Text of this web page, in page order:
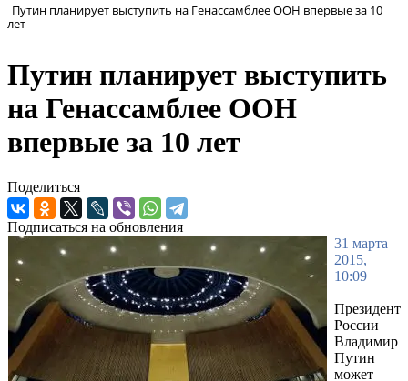
Путин планирует выступить на Генассамблее ООН впервые за 10
лет
Путин планирует выступить
на Генассамблее ООН
впервые за 10 лет
Поделиться
Подписаться на обновления
31 марта
2015,
10:09
Президент
России
Владимир
Путин
может